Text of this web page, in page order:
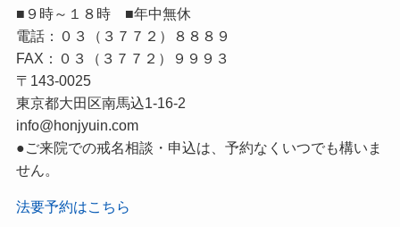
■９時～１８時 ■年中無休
電話：０３（３７７２）８８８９
FAX：０３（３７７２）９９９３
〒143-0025
東京都大田区南馬込1-16-2
info@honjyuin.com
●ご来院での戒名相談・申込は、予約なくいつでも構いま
せん。
法要予約はこちら